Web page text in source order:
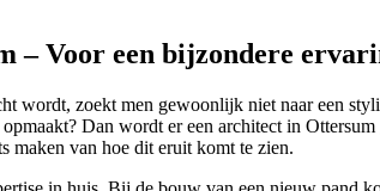
– Voor een bijzondere
wordt, zoekt men gewoonlijk niet naar een
Dan wordt er een architect in
maken van hoe dit eruit komt te zien.